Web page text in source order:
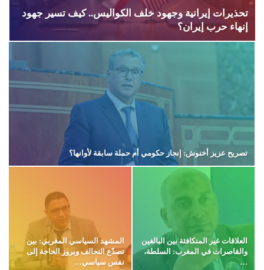
تحذيرات إيرانية وجهود خلف الكواليس.. كيف تسير جهود
إنهاء حرب إيران؟
تصريح عزيز أخنوش: إنجاز حكومي أم حملة سابقة لأوانها؟
العلاقات غير المتكافئة بين البالغين
والقاصرات في المغرب: السلطة،
…
المشهد السياسي المغربي: بين
تصدّع التحالف وبروز الحاجة إلى
نفس سياسي…